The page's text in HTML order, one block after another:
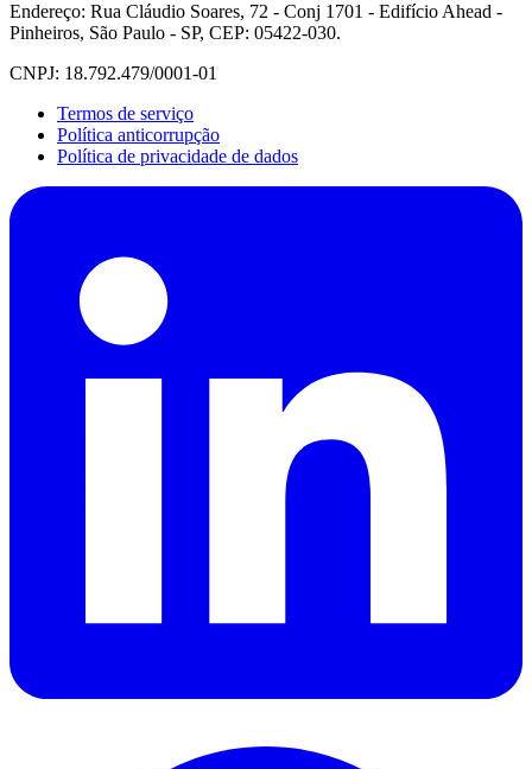
Endereço: Rua Cláudio Soares, 72 - Conj 1701 - Edifício Ahead -
Pinheiros, São Paulo - SP, CEP: 05422-030.
CNPJ: 18.792.479/0001-01
Termos de serviço
Política anticorrupção
Política de privacidade de dados